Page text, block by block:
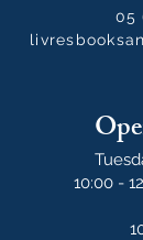
05
10:00 -